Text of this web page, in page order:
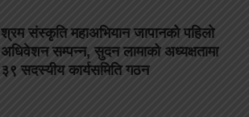
श्रम संस्कृति महाअभियान जापानको पहिलो
अधिवेशन सम्पन्न, सुदन लामाको अध्यक्षतामा
३९ सदस्यीय कार्यसमिति गठन